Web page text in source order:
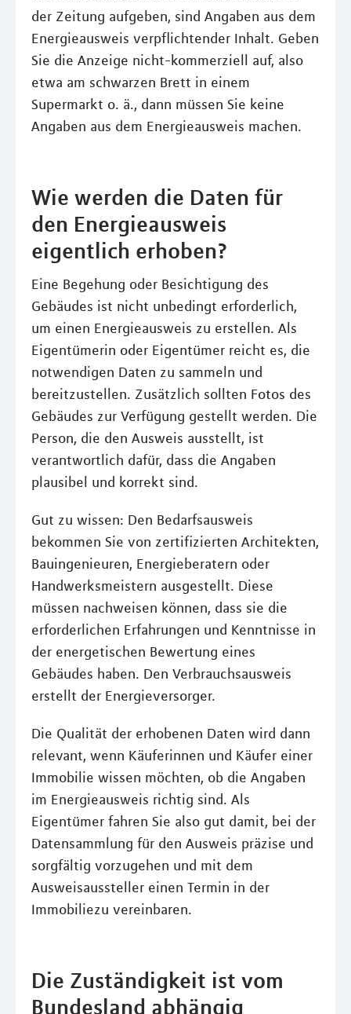
der Zeitung aufgeben, sind Angaben aus dem
Energieausweis verpflichtender Inhalt. Geben
Sie die Anzeige nicht-kommerziell auf, also
etwa am schwarzen Brett in einem
Supermarkt o. ä., dann müssen Sie keine
Angaben aus dem Energieausweis machen.
Wie werden die Daten für
den Energieausweis
eigentlich erhoben?
Eine Begehung oder Besichtigung des
Gebäudes ist nicht unbedingt erforderlich,
um einen Energieausweis zu erstellen. Als
Eigentümerin oder Eigentümer reicht es, die
notwendigen Daten zu sammeln und
bereitzustellen. Zusätzlich sollten Fotos des
Gebäudes zur Verfügung gestellt werden. Die
Person, die den Ausweis ausstellt, ist
verantwortlich dafür, dass die Angaben
plausibel und korrekt sind.
Gut zu wissen: Den Bedarfsausweis
bekommen Sie von zertifizierten Architekten,
Bauingenieuren, Energieberatern oder
Handwerksmeistern ausgestellt. Diese
müssen nachweisen können, dass sie die
erforderlichen Erfahrungen und Kenntnisse in
der energetischen Bewertung eines
Gebäudes haben. Den Verbrauchsausweis
erstellt der Energieversorger.
Die Qualität der erhobenen Daten wird dann
relevant, wenn Käuferinnen und Käufer einer
Immobilie wissen möchten, ob die Angaben
im Energieausweis richtig sind. Als
Eigentümer fahren Sie also gut damit, bei der
Datensammlung für den Ausweis präzise und
sorgfältig vorzugehen und mit dem
Ausweisaussteller einen Termin in der
Immobiliezu vereinbaren.
Die Zuständigkeit ist vom
Bundesland abhängig